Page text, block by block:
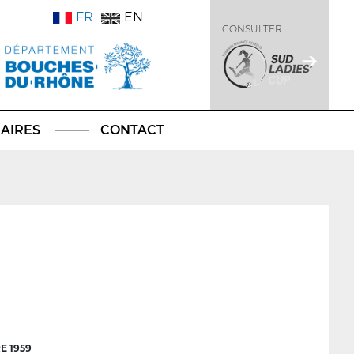
FR EN
CONSULTER
CONTACT
1959